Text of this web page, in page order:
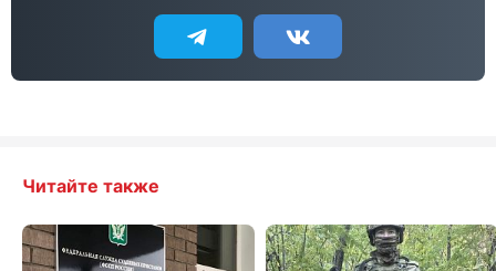
Читайте также